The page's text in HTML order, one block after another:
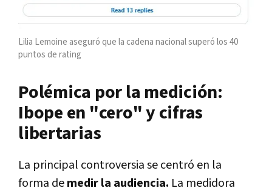
Lilia Lemoine aseguró que la cadena nacional superó los 40
puntos de rating
Polémica por la medición:
Ibope en "cero" y cifras
libertarias
La principal controversia se centró en la
forma demedir la audiencia. La medidora